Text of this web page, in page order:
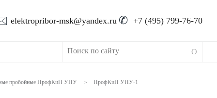
elektropribor-msk@yandex.ru ✆ +7 (495) 799-76-70
пробойные ПрофКиП УПУ > ПрофКиП УПУ-1